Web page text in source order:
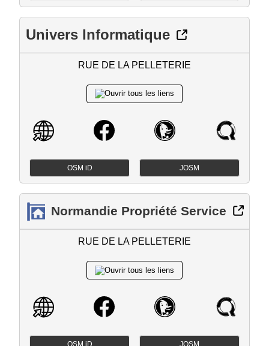
Univers Informatique
RUE DE LA PELLETERIE
OSM iD JOSM
Normandie Propriété Service
RUE DE LA PELLETERIE
OSM iD JOSM